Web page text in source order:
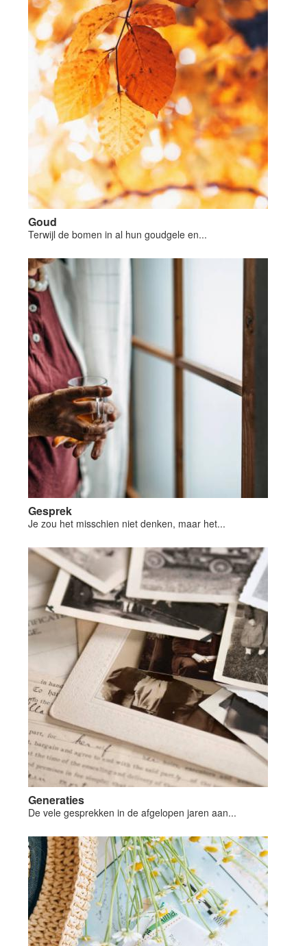
Goud
Terwijl de bomen in al hun goudgele en...
Gesprek
Je zou het misschien niet denken, maar het...
Generaties
De vele gesprekken in de afgelopen jaren aan...